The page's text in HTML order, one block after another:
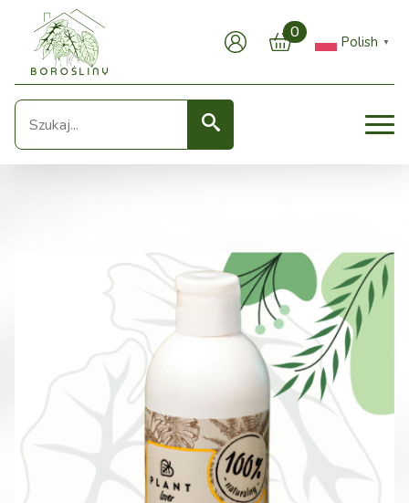
0
Polish ▼
Seearch